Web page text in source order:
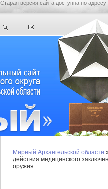
Старая версия сайта доступна по адресу
Мирный Архангельской области
действия медицинского
оружия